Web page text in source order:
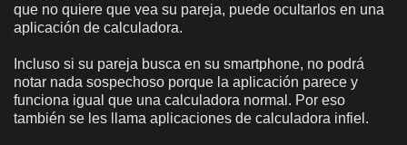
que no quiere que vea su pareja, puede ocultarlos en una
aplicación de calculadora.
Incluso si su pareja busca en su smartphone, no podrá
notar nada sospechoso porque la aplicación parece y
funciona igual que una calculadora normal. Por eso
también se les llama aplicaciones de calculadora infiel.